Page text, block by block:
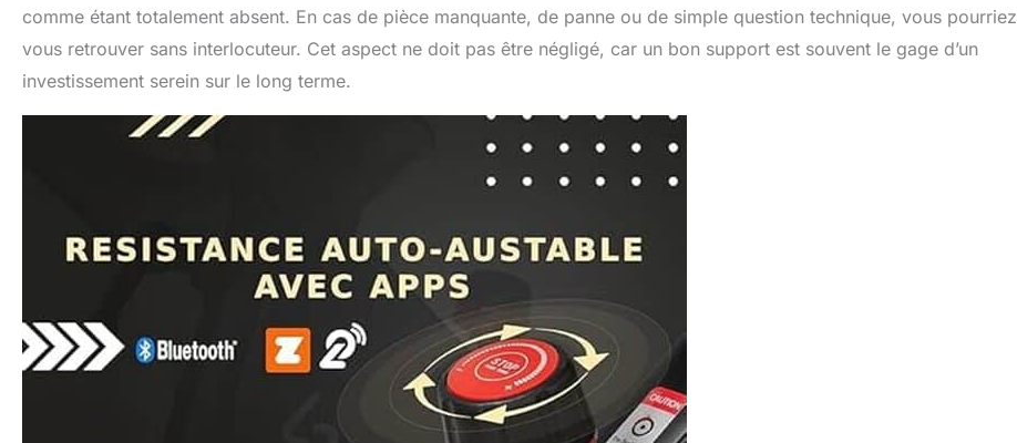
comme étant totalement absent. En cas de pièce manquante, de panne ou de simple question technique, vous pourriez
vous retrouver sans interlocuteur. Cet aspect ne doit pas être négligé, car un bon support est souvent le gage d’un
investissement serein sur le long terme.